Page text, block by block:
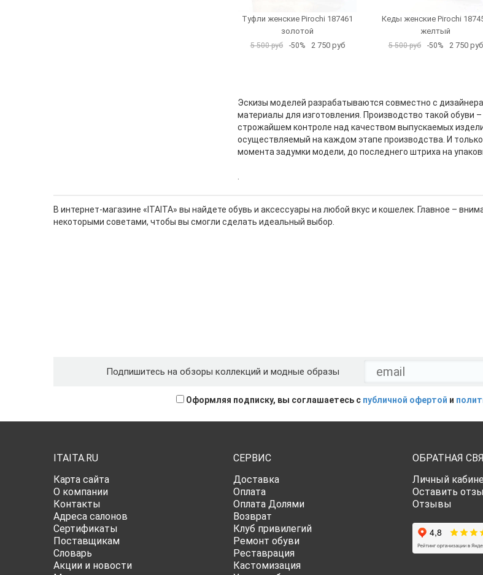
Туфли женские Pirochi 187461
золотой
5 500 руб -50% 2 750 руб
Кеды женские Pirochi
желтый
5 500 руб -50% 2 750 руб
Эскизы моделей разрабатываются совместно с
материалы для изготовления. Производство такой обуви
строжайшем контроле над качеством выпускаемых
осуществляемый на каждом этапе производства. И
момента задумки модели, до последнего штриха на
В интернет-магазине «ITAITA» вы найдете обувь и аксессуары на любой вкус и кошелек. Главное –
некоторыми советами, чтобы вы смогли сделать идеальный выбор.
Подпишитесь на обзоры коллекций и модные образы
Оформляя подписку, вы соглашаетесь с публичной офертой и
ITAITA.RU
Карта сайта
О компании
Контакты
Адреса салонов
Сертификаты
Поставщикам
Словарь
Акции и новости
СЕРВИС
Доставка
Оплата
Оплата Долями
Возврат
Клуб привилегий
Ремонт обуви
Реставрация
Кастомизация
ОБРАТНАЯ
Личный
Оставить
Отзывы